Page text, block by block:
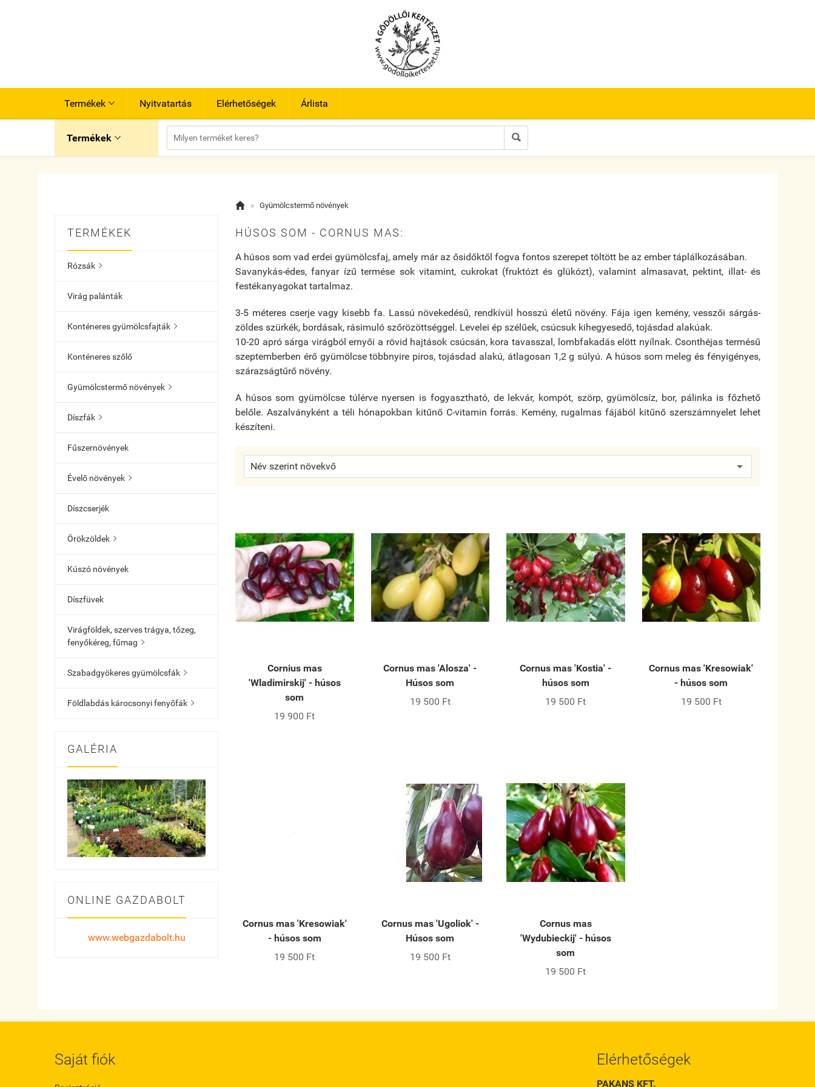
Termékek  Nyitvatartás Elérhetőségek Árlista
Termékek  
TERMÉKEK
Rózsák 
Virág palánták
Konténeres gyümölcsfajták 
Konténeres szőlő
Gyümölcstermő növények 
Díszfák 
Fűszernövények
Évelő növények 
Díszcserjék
Örökzöldek 
Kúszó növények
Díszfüvek
Virágföldek, szerves trágya, tőzeg,
fenyőkéreg, fűmag 
Szabadgyökeres gyümölcsfák 
Földlabdás károcsonyi fenyőfák 
GALÉRIA
ONLINE GAZDABOLT
www.webgazdabolt.hu
 » Gyümölcstermő növények
HÚSOS SOM - CORNUS MAS:
A húsos som vad erdei gyümölcsfaj, amely már az ősidőktől fogva fontos szerepet töltött be az ember táplálkozásában.
Savanykás-édes, fanyar ízű termése sok vitamint, cukrokat (fruktózt és glükózt), valamint almasavat, pektint, illat- és
festékanyagokat tartalmaz.
3-5 méteres cserje vagy kisebb fa. Lassú növekedésű, rendkívül hosszú életű növény. Fája igen kemény, vesszői sárgás-
zöldes szürkék, bordásak, rásimuló szőrözöttséggel. Levelei ép szélűek, csúcsuk kihegyesedő, tojásdad alakúak.
10-20 apró sárga virágból ernyői a rövid hajtások csúcsán, kora tavasszal, lombfakadás elött nyílnak. Csonthéjas termésű
szeptemberben érő gyümölcse többnyire piros, tojásdad alakú, átlagosan 1,2 g súlyú. A húsos som meleg és fényigényes,
szárazságtűrő növény.
A húsos som gyümölcse túlérve nyersen is fogyasztható, de lekvár, kompót, szörp, gyümölcsíz, bor, pálinka is főzhető
belőle. Aszalványként a téli hónapokban kitűnő C-vitamin forrás. Kemény, rugalmas fájából kitűnő szerszámnyelet lehet
készíteni.
Cornius mas
'Wladimirskij' - húsos
som
19 900 Ft
Cornus mas 'Alosza' -
Húsos som
19 500 Ft
Cornus mas 'Kostia' -
húsos som
19 500 Ft
Cornus mas 'Kresowiak'
- húsos som
19 500 Ft
Cornus mas 'Kresowiak'
- húsos som
19 500 Ft
Cornus mas 'Ugoliok' -
Húsos som
19 500 Ft
Cornus mas
'Wydubieckij' - húsos
som
19 500 Ft
Saját fiók Elérhetőségek
PAKANS KFT.